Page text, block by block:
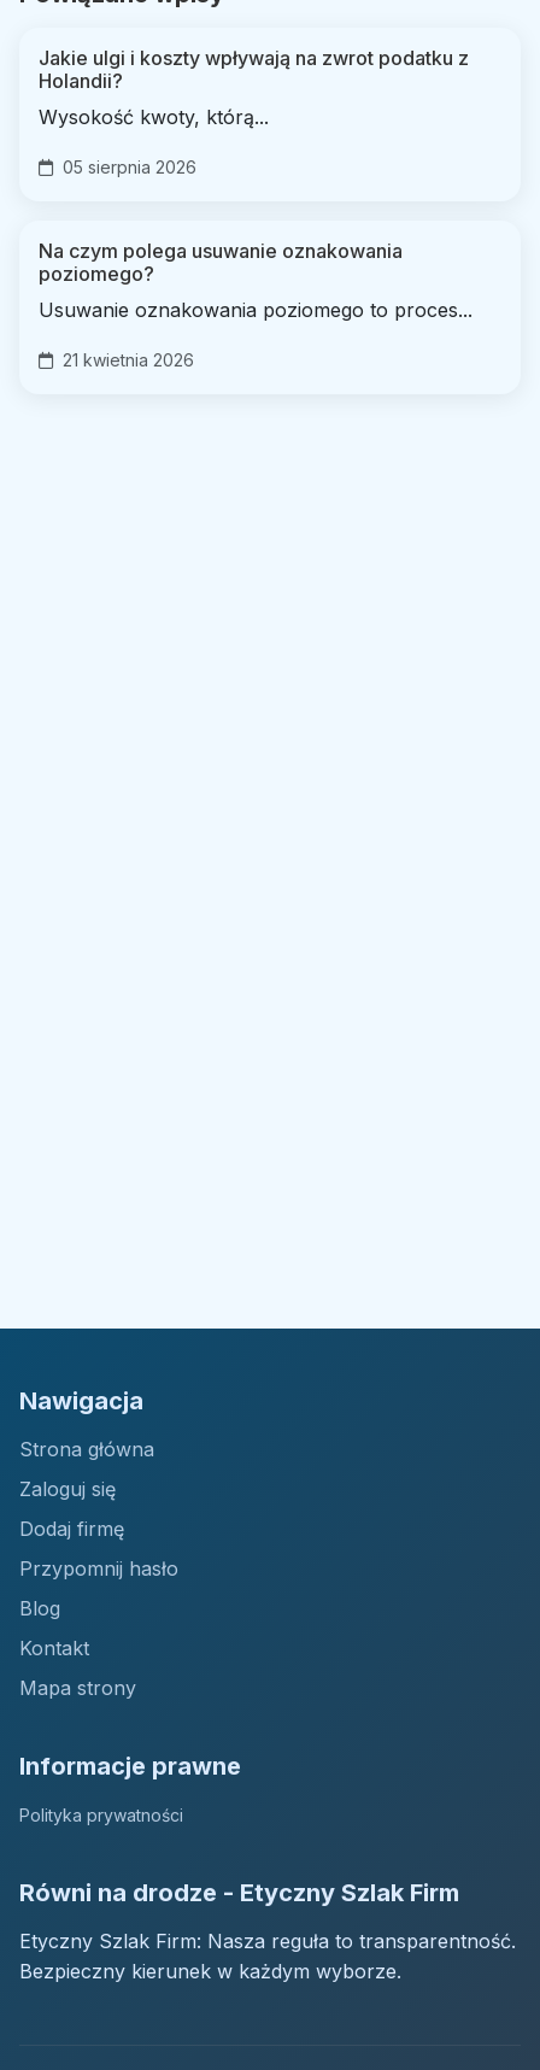
Jakie ulgi i koszty wpływają na zwrot podatku z
Holandii?
Wysokość kwoty, którą...
05 sierpnia 2026
Na czym polega usuwanie oznakowania
poziomego?
Usuwanie oznakowania poziomego to proces...
21 kwietnia 2026
Nawigacja
Strona główna
Zaloguj się
Dodaj firmę
Przypomnij hasło
Blog
Kontakt
Mapa strony
Informacje prawne
Polityka prywatności
Równi na drodze - Etyczny Szlak Firm
Etyczny Szlak Firm: Nasza reguła to transparentność.
Bezpieczny kierunek w każdym wyborze.